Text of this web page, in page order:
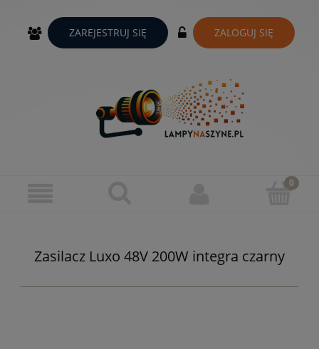
ZAREJESTRUJ SIĘ ZALOGUJ SIĘ
Zasilacz Luxo 48V 200W integra czarny